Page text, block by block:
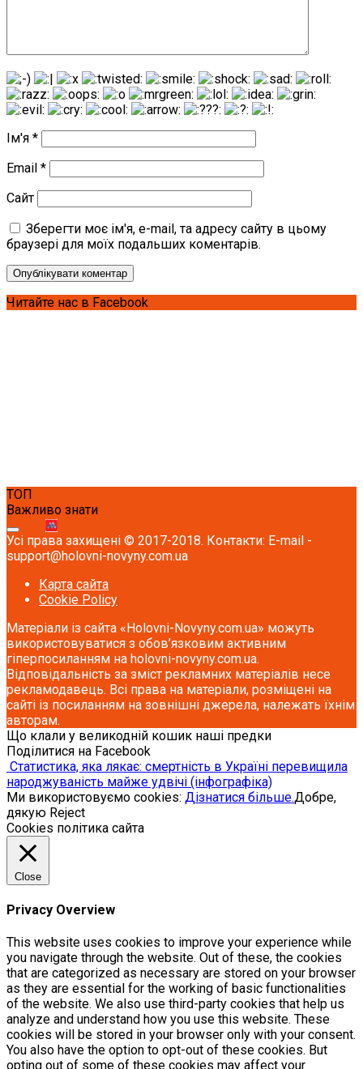
Ім'я *
Email *
Сайт
Зберегти моє ім'я, e-mail, та адресу сайту в цьому
браузері для моїх подальших коментарів.
Читайте нас в Facebook
ТОП
Важливо знати
Усі права захищені © 2017-2018. Контакти: E-mail -
support@holovni-novyny.com.ua
Карта сайта
Cookie Policy
Матеріали із сайта «Holovni-Novyny.com.ua» можуть
використовуватися з обов’язковим активним
гіперпосиланням на holovni-novyny.com.ua.
Відповідальність за зміст рекламних матеріалів несе
рекламодавець. Всі права на матеріали, розміщені на
сайті із посиланням на зовнішні джерела, належать їхнім
авторам.
Що клали у великодній кошик наші предки
Поділитися на Facebook
Статистика, яка лякає: смертність в Україні перевищила
народжуваність майже удвічі (інфографіка)
Ми використовуємо cookies: Дізнатися більше.Добре,
дякую Reject
Cookies політика сайта
Close
Privacy Overview
This website uses cookies to improve your experience while
you navigate through the website. Out of these, the cookies
that are categorized as necessary are stored on your browser
as they are essential for the working of basic functionalities
of the website. We also use third-party cookies that help us
analyze and understand how you use this website. These
cookies will be stored in your browser only with your consent.
You also have the option to opt-out of these cookies. But
opting out of some of these cookies may affect your